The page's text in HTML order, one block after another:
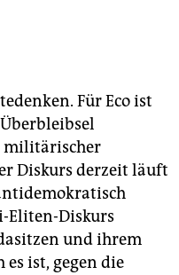
Für Eco ist
militärischer
Diskurs derzeit läuft
Eliten-Diskurs
und ihrem
ist, gegen die